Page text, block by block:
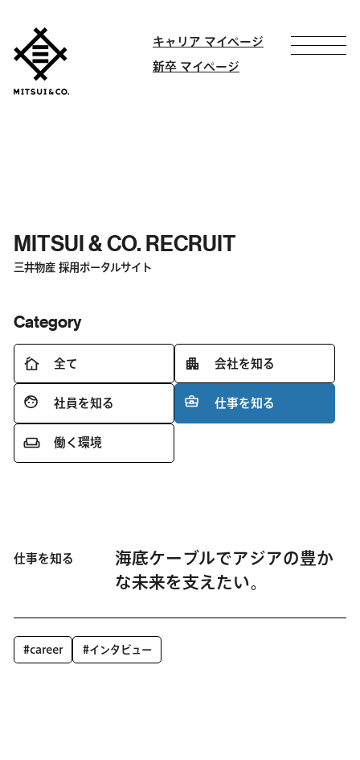
キャリア マイページ
新卒 マイページ
MITSUI & CO. RECRUIT
三井物産 採用ポータルサイト
Category
全て 会社を知る
社員を知る 仕事を知る
働く環境
仕事を知る
海底ケーブルでアジアの豊か
な未来を支えたい。
#career #インタビュー